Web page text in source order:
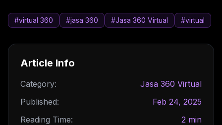
#virtual 360 #jasa 360 #Jasa 360 Virtual #virtual
Article Info
Category:
Jasa 360 Virtual
Published:
Feb 24, 2025
Reading Time:
2 min